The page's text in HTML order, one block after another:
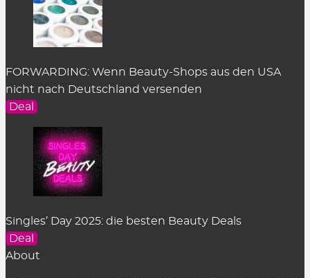
FORWARDING: Wenn Beauty-Shops aus den USA
nicht nach Deutschland versenden
Deal
Singles’ Day 2025: die besten Beauty Deals
Deal
About